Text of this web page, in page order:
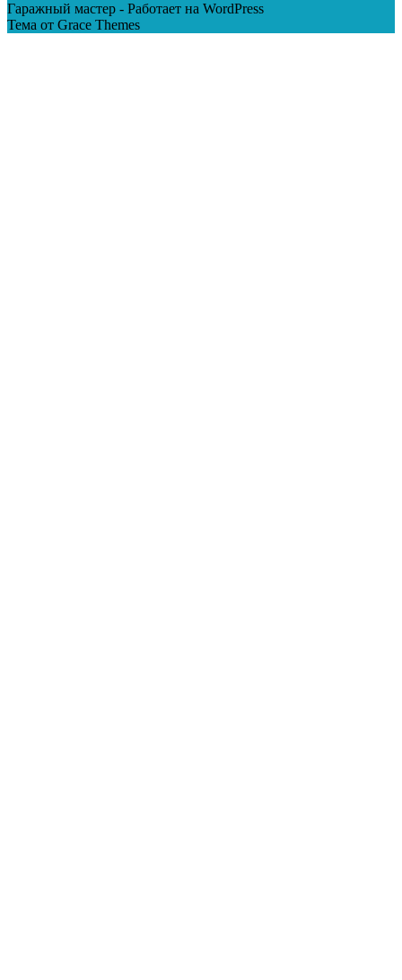
Гаражный мастер - Работает на WordPress
Тема от Grace Themes